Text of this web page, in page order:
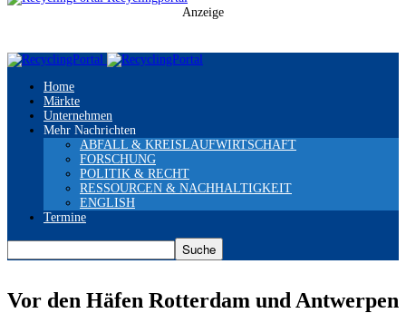
Anzeige
Home
Märkte
Unternehmen
Mehr Nachrichten
ABFALL & KREISLAUFWIRTSCHAFT
FORSCHUNG
POLITIK & RECHT
RESSOURCEN & NACHHALTIGKEIT
ENGLISH
Termine
Vor den Häfen Rotterdam und Antwerpen